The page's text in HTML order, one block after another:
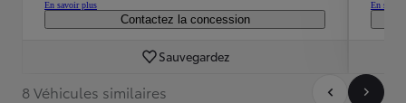
En savoir plus
Contactez la concession
Sauvegardez
En
8 Véhicules similaires